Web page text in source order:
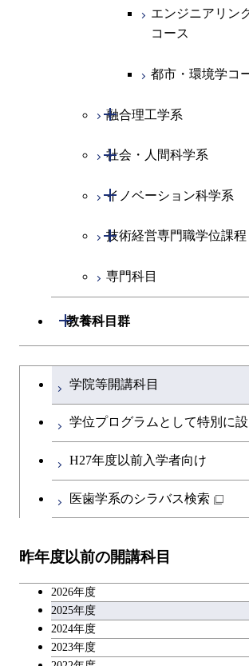
人間医療科学技
人間医療科学技
物質・情報卓越
人間医療科学技
人間医療科学技
原子核工学コー
エネルギー・情
物質・情報卓越
都市・環境学コ
エンジニアリン
コース
都市・環境学コ
融合理工学系
開閉
地球環境共創コ
エネルギーコース
エネルギー・情
エンジニアリン
コース
物質・情報卓越
社会・人間科学系
開閉
社会・人間科学
イノベーション科学系
開閉
イノベーション
人間医療科学技
技術経営専門職学位課程
開閉
技術経営専門職
専門科目
教養科目群
開閉
文系教養科目
英語科目
第二外国語科目
キャリア科目
大学院課程を切り替える
学院等開講科目
学位プログラムとして特別に
H27年度以前入学者向け
医歯学系のシラバス検索
昨年度以前の開講科目
2026年度
2025年度
2024年度
2023年度